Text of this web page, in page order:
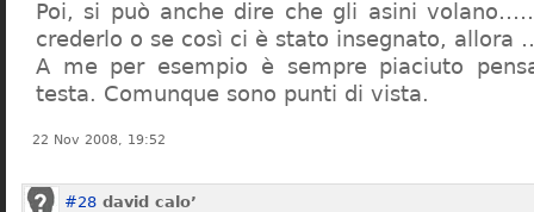
Poi, si può anche dire che gli asini
crederlo o se così ci è stato insegnato,
A me per esempio è sempre piaciuto
testa. Comunque sono punti di vista.
22 Nov 2008, 19:52
#28 david calo’